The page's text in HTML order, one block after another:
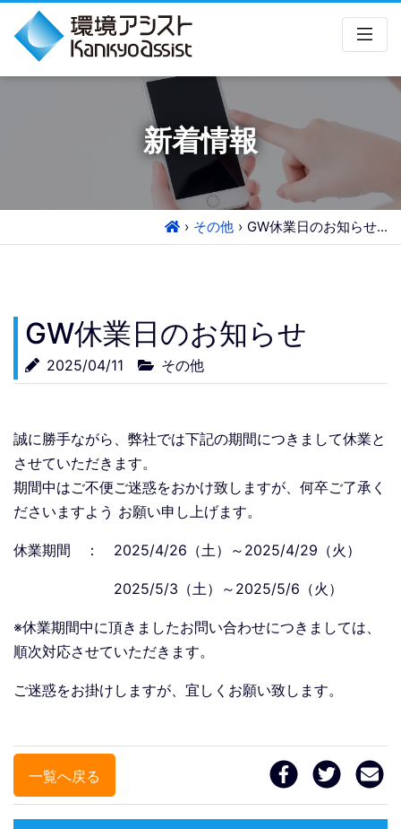
新着情報
その他 GW休業日のお知らせ...
GW休業日のお知らせ
2025/04/11 その他
誠に勝手ながら、弊社では下記の期間につきまして休業と
させていただきます。
期間中はご不便ご迷惑をおかけ致しますが、何卒ご了承く
ださいますよう お願い申し上げます。
休業期間 ： 2025/4/26（土）～2025/4/29（火）
2025/5/3（土）～2025/5/6（火）
※休業期間中に頂きましたお問い合わせにつきましては、
順次対応させていただきます。
ご迷惑をお掛けしますが、宜しくお願い致します。
一覧へ戻る